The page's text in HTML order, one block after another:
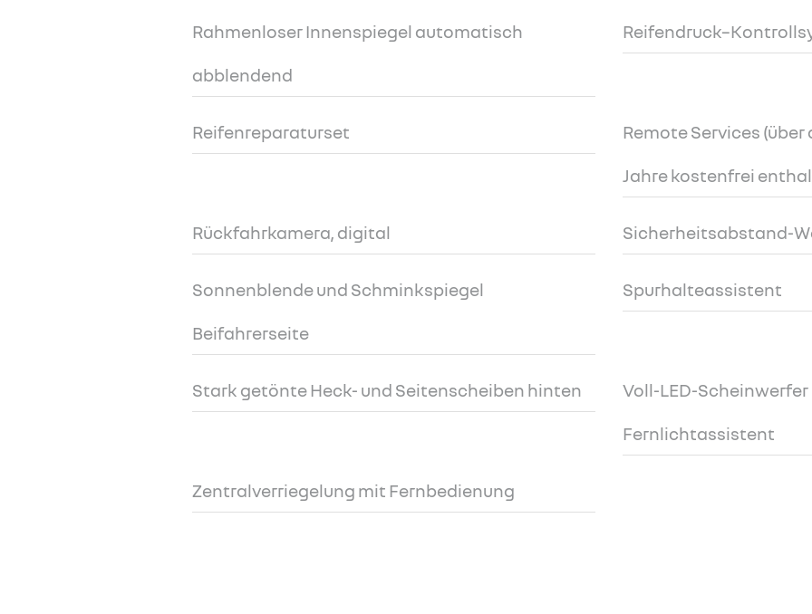
Rahmenloser Innenspiegel automatisch
abblendend
Reifenreparaturset Remote Services (über
Jahre kostenfrei
Rückfahrkamera, digital Sicherheitsabstand-
Sonnenblende und Schminkspiegel
Beifahrerseite
Spurhalteassistent
Stark getönte Heck- und Seitenscheiben hinten Voll-LED-Scheinwerfer
Fernlichtassistent
Zentralverriegelung mit Fernbedienung